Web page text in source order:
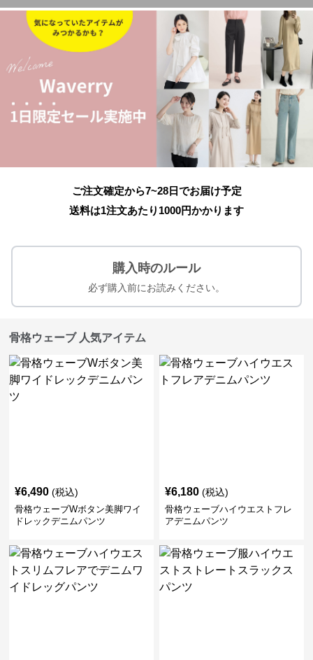
ご注文確定から7~28日でお届け予定
送料は1注文あたり 1000円かかります
購入時のルール
必ず購入前にお読みください。
骨格ウェーブ 人気アイテム
¥6,490 (税込)
骨格ウェーブWボタン美脚ワイ
ドレックデニムパンツ
¥6,180 (税込)
骨格ウェーブハイウエストフレ
アデニムパンツ